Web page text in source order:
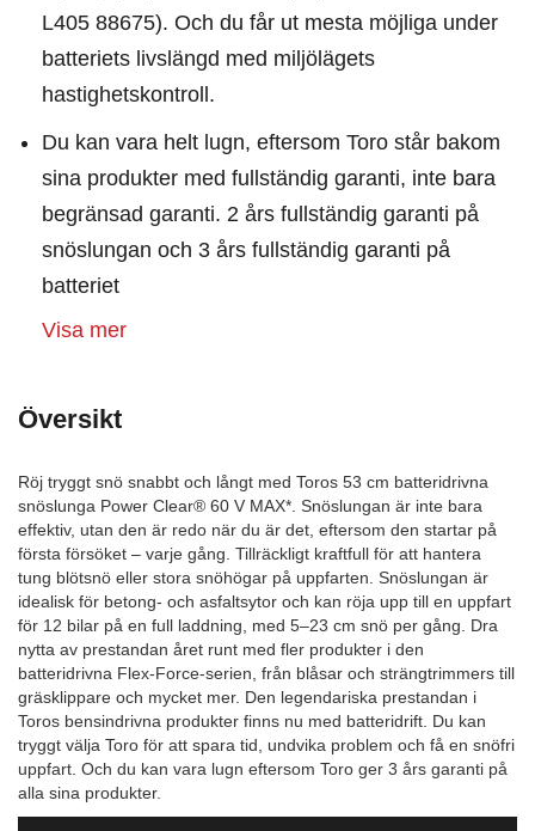
L405 88675). Och du får ut mesta möjliga under
batteriets livslängd med miljölägets
hastighetskontroll.
Du kan vara helt lugn, eftersom Toro står bakom
sina produkter med fullständig garanti, inte bara
begränsad garanti. 2 års fullständig garanti på
snöslungan och 3 års fullständig garanti på
batteriet
Visa mer
Översikt
Röj tryggt snö snabbt och långt med Toros 53 cm batteridrivna
snöslunga Power Clear® 60 V MAX*. Snöslungan är inte bara
effektiv, utan den är redo när du är det, eftersom den startar på
första försöket – varje gång. Tillräckligt kraftfull för att hantera
tung blötsnö eller stora snöhögar på uppfarten. Snöslungan är
idealisk för betong- och asfaltsytor och kan röja upp till en uppfart
för 12 bilar på en full laddning, med 5–23 cm snö per gång. Dra
nytta av prestandan året runt med fler produkter i den
batteridrivna Flex-Force-serien, från blåsar och strängtrimmers till
gräsklippare och mycket mer. Den legendariska prestandan i
Toros bensindrivna produkter finns nu med batteridrift. Du kan
tryggt välja Toro för att spara tid, undvika problem och få en snöfri
uppfart. Och du kan vara lugn eftersom Toro ger 3 års garanti på
alla sina produkter.